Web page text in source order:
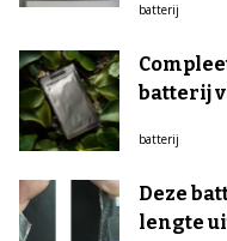
batterij
batterij
batterij
Deze
lengte